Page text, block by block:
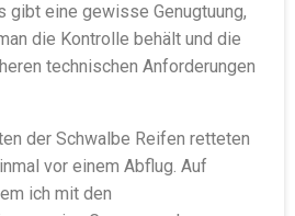
gibt eine gewisse Genugtuung,
die Kontrolle behält und die
technischen Anforderungen
der Schwalbe Reifen retteten
vor einem Abflug. Auf
ich mit den